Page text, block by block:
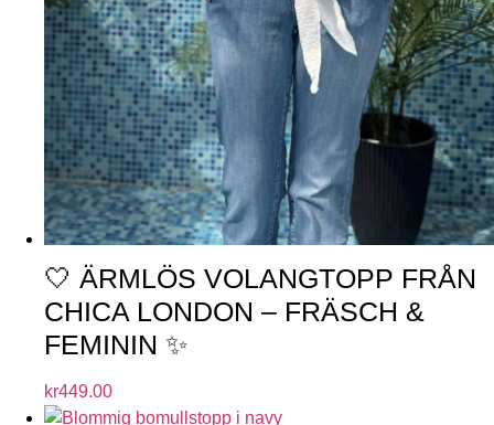
🤍 ÄRMLÖS VOLANGTOPP FRÅN
CHICA LONDON – FRÄSCH &
FEMININ ✨
kr449.00